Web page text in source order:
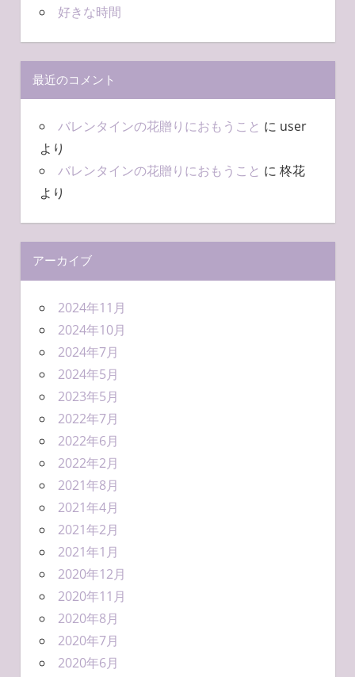
好きな時間
最近のコメント
バレンタインの花贈りにおもうこと に user
より
バレンタインの花贈りにおもうこと に 柊花
より
アーカイブ
2024年11月
2024年10月
2024年7月
2024年5月
2023年5月
2022年7月
2022年6月
2022年2月
2021年8月
2021年4月
2021年2月
2021年1月
2020年12月
2020年11月
2020年8月
2020年7月
2020年6月